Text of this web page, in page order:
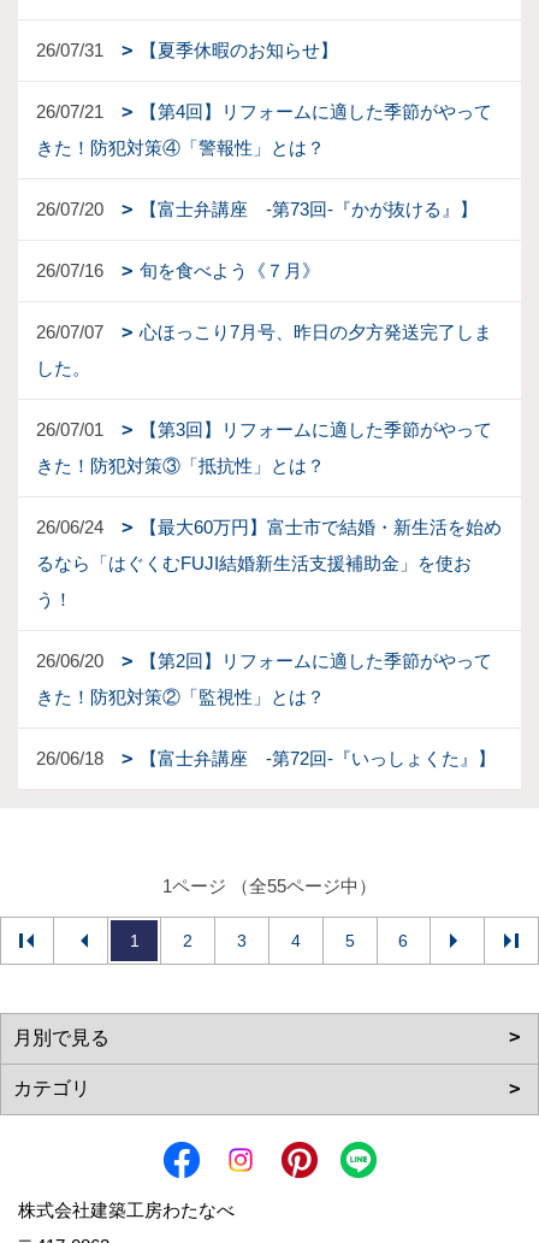
26/07/31 【夏季休暇のお知らせ】
26/07/21
【第4回】リフォームに適した季節がやって
きた！防犯対策④「警報性」とは？
26/07/20 【富士弁講座 -第73回-『かが抜ける』】
26/07/16 旬を食べよう《７月》
26/07/07
心ほっこり7月号、昨日の夕方発送完了しま
した。
26/07/01
【第3回】リフォームに適した季節がやって
きた！防犯対策③「抵抗性」とは？
26/06/24
【最大60万円】富士市で結婚・新生活を始め
るなら「はぐくむFUJI結婚新生活支援補助金」を使お
う！
26/06/20
【第2回】リフォームに適した季節がやって
きた！防犯対策②「監視性」とは？
26/06/18 【富士弁講座 -第72回-『いっしょくた』】
1ページ （全55ページ中）
1 2 3 4 5 6
株式会社建築工房わたなべ